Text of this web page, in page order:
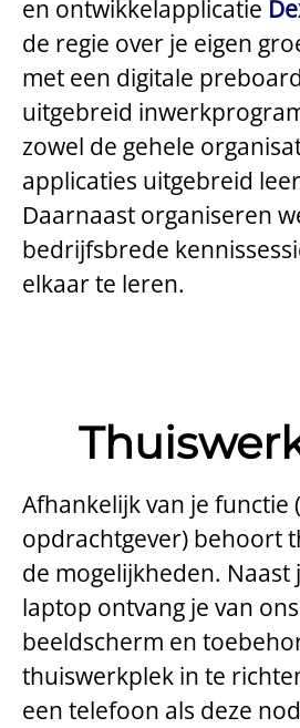
en ontwikkelapplicatie
de regie over je eigen
met een digitale
uitgebreid
zowel de gehele
applicaties uitgebreid
Daarnaast organiseren
bedrijfsbrede
elkaar te leren.
Afhankelijk van je functie
opdrachtgever) behoort
de mogelijkheden. Naast
laptop ontvang je van
beeldscherm en
thuiswerkplek in te
een telefoon als deze